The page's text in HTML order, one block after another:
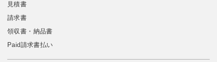
見積書
請求書
領収書・納品書
Paid請求書払い